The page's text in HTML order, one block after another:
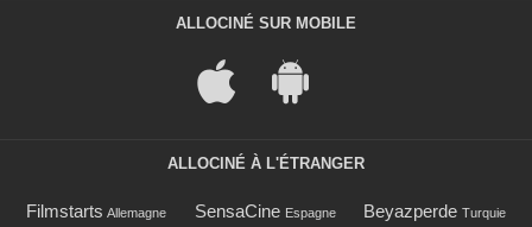
ALLOCINÉ SUR MOBILE
ALLOCINÉ À L'ÉTRANGER
Filmstarts Allemagne SensaCine Espagne Beyazperde Turquie